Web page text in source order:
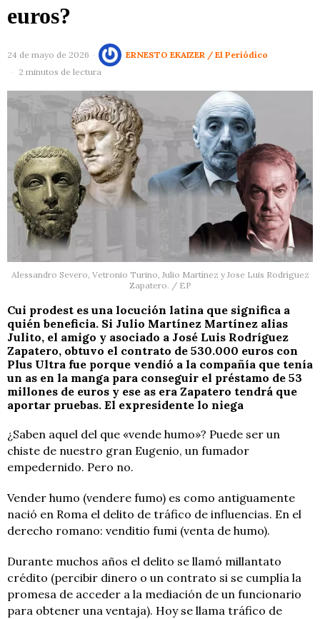
euros?
24 de mayo de 2026
ERNESTO EKAIZER / El Periódico
2 minutos de lectura
Alessandro Severo, Vetronio Turino, Julio Martínez y Jose Luis Rodríguez
Zapatero. / EP
Cui prodest es una locución latina que significa a
quién beneficia. Si Julio Martínez Martínez alias
Julito, el amigo y asociado a José Luis Rodríguez
Zapatero, obtuvo el contrato de 530.000 euros con
Plus Ultra fue porque vendió a la compañía que tenía
un as en la manga para conseguir el préstamo de 53
millones de euros y ese as era Zapatero tendrá que
aportar pruebas. El expresidente lo niega
¿Saben aquel del que «vende humo»? Puede ser un
chiste de nuestro gran Eugenio, un fumador
empedernido. Pero no.
Vender humo (vendere fumo) es como antiguamente
nació en Roma el delito de tráfico de influencias. En el
derecho romano: venditio fumi (venta de humo).
Durante muchos años el delito se llamó millantato
crédito (percibir dinero o un contrato si se cumplía la
promesa de acceder a la mediación de un funcionario
para obtener una ventaja). Hoy se llama tráfico de